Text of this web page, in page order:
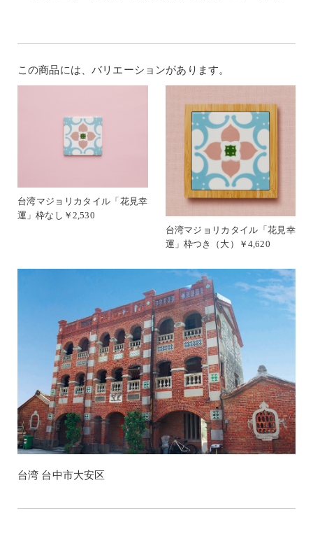
この商品には、バリエーションがあります。
台湾マジョリカタイル「花見幸
運」枠なし￥2,530
台湾マジョリカタイル「花見幸
運」枠つき（大）￥4,620
台湾 台中市大安区